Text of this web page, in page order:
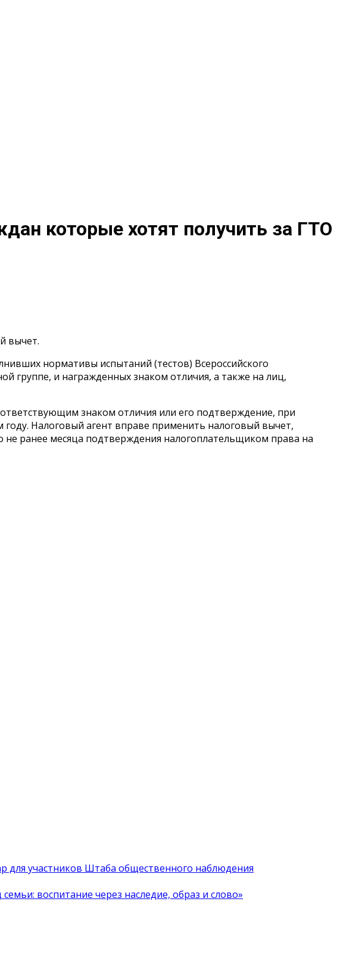
которые хотят получить за ГТО
вычет.
нормативы испытаний (тестов) Всероссийского
группе, и награжденных знаком отличия, а также на лиц,
знаком отличия или его подтверждение, при
Налоговый агент вправе применить налоговый вычет,
ранее месяца подтверждения налогоплательщиком права на
для участников Штаба общественного наблюдения
воспитание через наследие, образ и слово»